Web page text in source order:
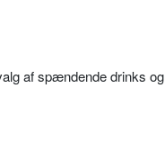
af spændende drinks og